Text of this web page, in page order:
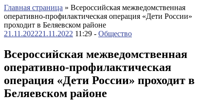
Главная страница » Всероссийская межведомственная
оперативно-профилактическая операция «Дети России»
проходит в Беляевском районе
21.11.202221.11.2022 11:29 - Общество
Всероссийская межведомственная
оперативно-профилактическая
операция «Дети России» проходит в
Беляевском районе